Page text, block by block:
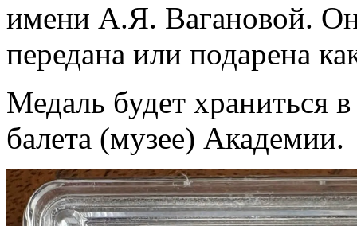
имени А.Я. Вагановой.
передана или подарена
Медаль будет храниться
балета (музее) Академии.